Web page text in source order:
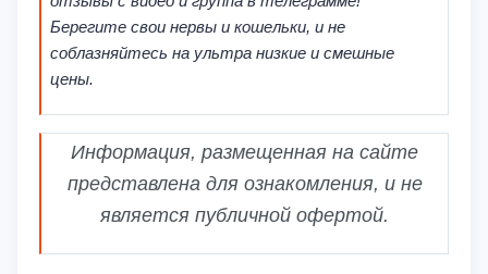
Берегите свои нервы и кошельки, и не
соблазняйтесь на ультра низкие и смешные
цены.
Информация, размещенная на сайте
представлена для ознакомления, и не
является публичной офертой.